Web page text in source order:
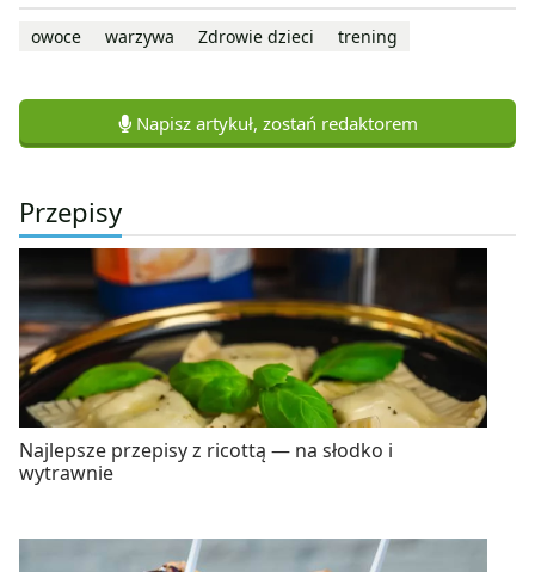
owoce warzywa Zdrowie dzieci trening
Napisz artykuł, zostań redaktorem
Przepisy
Najlepsze przepisy z ricottą — na słodko i
wytrawnie